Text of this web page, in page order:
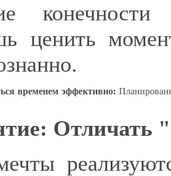
ценить
временем эффективно:
Отличать